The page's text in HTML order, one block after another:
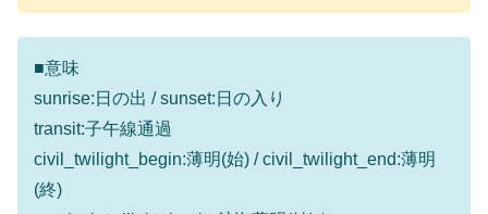
■意味
sunrise:日の出 / sunset:日の入り
transit:子午線通過
civil_twilight_begin:薄明(始) / civil_twilight_end:薄明
(終)